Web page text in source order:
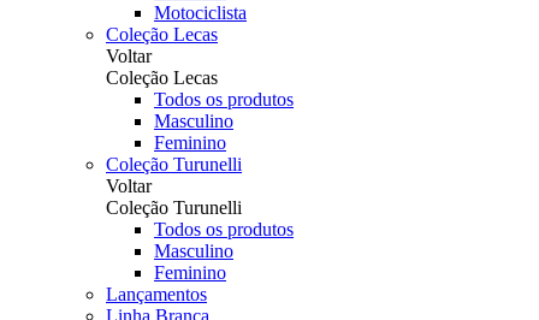
Motociclista
Coleção Lecas
Voltar
Coleção Lecas
Todos os produtos
Masculino
Feminino
Coleção Turunelli
Voltar
Coleção Turunelli
Todos os produtos
Masculino
Feminino
Lançamentos
Linha Branca